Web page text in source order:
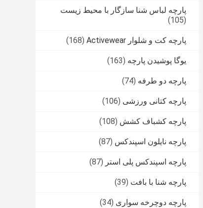
پارچه لباس شنا سازگار با محیط زیست
(105)
پارچه کت و شلوار Activewear (168)
یوگا پوشیدن پارچه (163)
پارچه دو طرفه (74)
پارچه کتانی ورزشی (106)
پارچه کشباف کشش (108)
پارچه نایلون اسپندکس (87)
پارچه اسپندکس پلی استر (87)
پارچه شنا با بافت (39)
پارچه دوچرخه سواری (34)